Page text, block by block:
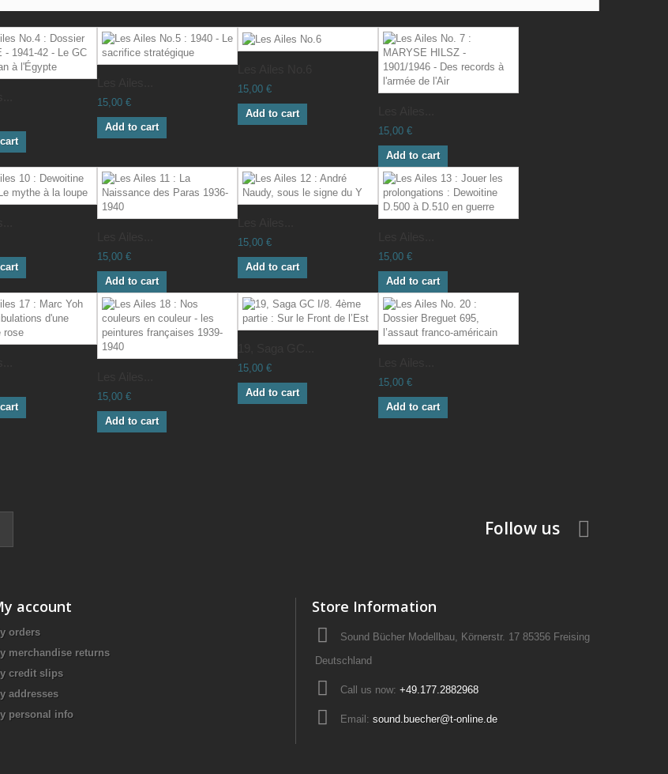
15,00 €
Add to cart
15,00 €
Add to cart
15,00 €
Add to cart
15,00 €
Add to cart
15,00 €
Add to cart
15,00 €
Add to cart
15,00 €
Add to cart
15,00 €
Add to cart
15,00 €
Add to cart
Follow us
account
orders
merchandise returns
credit slips
addresses
personal info
Store Information
Sound Bücher Modellbau, Körnerstr. 17 85356 Freising
Deutschland
Call us now: +49.177.2882968
Email: sound.buecher@t-online.de